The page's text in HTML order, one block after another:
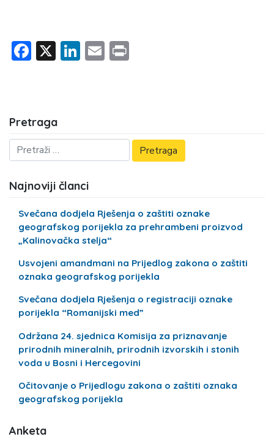
Facebook
X LinkedIn
Email
Pretraga
Najnoviji članci
Svečana dodjela Rješenja o zaštiti oznake
geografskog porijekla za prehrambeni proizvod
„Kalinovačka stelja“
Usvojeni amandmani na Prijedlog zakona o zaštiti
oznaka geografskog porijekla
Svečana dodjela Rješenja o registraciji oznake
porijekla “Romanijski med”
Održana 24. sjednica Komisija za priznavanje
prirodnih mineralnih, prirodnih izvorskih i stonih
voda u Bosni i Hercegovini
Očitovanje o Prijedlogu zakona o zaštiti oznaka
geografskog porijekla
Anketa